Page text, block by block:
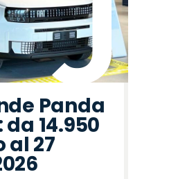
Panda
14.950
al 27